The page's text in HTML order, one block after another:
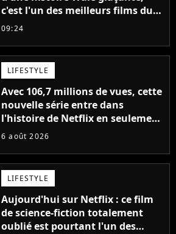
c'est l'un des meilleurs films du
21ème siècle
09:24
LIFESTYLE
Avec 106,7 millions de vues, cette
nouvelle série entre dans
l'histoire de Netflix en seulement
48 jours
6 août 2026
LIFESTYLE
Aujourd'hui sur Netflix : ce film
de science-fiction totalement
oublié est pourtant l'un des